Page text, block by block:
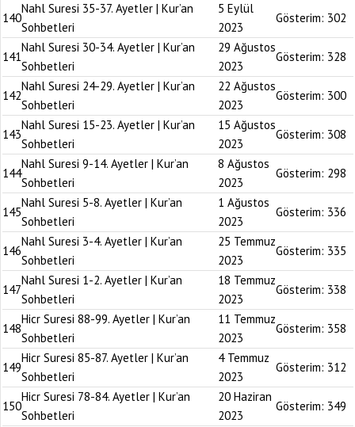
140
Nahl Suresi 35-37. Ayetler | Kur’an
Sohbetleri
5 Eylül
2023
Gösterim: 302
141
Nahl Suresi 30-34. Ayetler | Kur’an
Sohbetleri
29 Ağustos
2023
Gösterim: 328
142
Nahl Suresi 24-29. Ayetler | Kur’an
Sohbetleri
22 Ağustos
2023
Gösterim: 300
143
Nahl Suresi 15-23. Ayetler | Kur’an
Sohbetleri
15 Ağustos
2023
Gösterim: 308
144
Nahl Suresi 9-14. Ayetler | Kur’an
Sohbetleri
8 Ağustos
2023
Gösterim: 298
145
Nahl Suresi 5-8. Ayetler | Kur’an
Sohbetleri
1 Ağustos
2023
Gösterim: 336
146
Nahl Suresi 3-4. Ayetler | Kur’an
Sohbetleri
25 Temmuz
2023
Gösterim: 335
147
Nahl Suresi 1-2. Ayetler | Kur’an
Sohbetleri
18 Temmuz
2023
Gösterim: 338
148
Hicr Suresi 88-99. Ayetler | Kur’an
Sohbetleri
11 Temmuz
2023
Gösterim: 358
149
Hicr Suresi 85-87. Ayetler | Kur’an
Sohbetleri
4 Temmuz
2023
Gösterim: 312
150
Hicr Suresi 78-84. Ayetler | Kur’an
Sohbetleri
20 Haziran
2023
Gösterim: 349